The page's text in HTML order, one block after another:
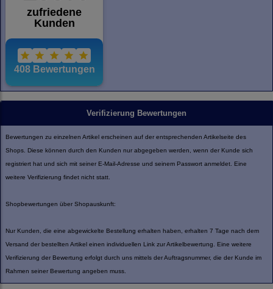
Verifizierung Bewertungen
Bewertungen zu einzelnen Artikel erscheinen auf der entsprechenden Artikelseite des
Shops. Diese können durch den Kunden nur abgegeben werden, wenn der Kunde sich
registriert hat und sich mit seiner E-Mail-Adresse und seinem Passwort anmeldet. Eine
weitere Verifizierung findet nicht statt.
Shopbewertungen über Shopauskunft:
Nur Kunden, die eine abgewickelte Bestellung erhalten haben, erhalten 7 Tage nach dem
Versand der bestellten Artikel einen individuellen Link zur Artikelbewertung. Eine weitere
Verifizierung der Bewertung erfolgt durch uns mittels der Auftragsnummer, die der Kunde im
Rahmen seiner Bewertung angeben muss.